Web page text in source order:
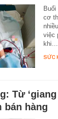
cơ
việc
khi…
SỨC
Từ
bán hàng